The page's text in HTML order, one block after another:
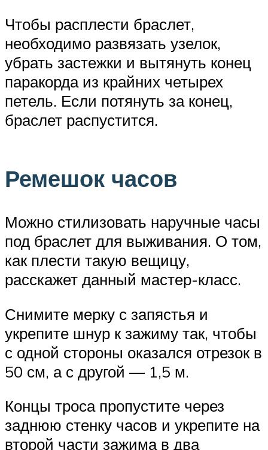
Чтобы расплести браслет,
необходимо развязать узелок,
убрать застежки и вытянуть конец
паракорда из крайних четырех
петель. Если потянуть за конец,
браслет распустится.
Ремешок часов
Можно стилизовать наручные часы
под браслет для выживания. О том,
как плести такую вещицу,
расскажет данный мастер-класс.
Снимите мерку с запястья и
укрепите шнур к зажиму так, чтобы
с одной стороны оказался отрезок в
50 см, а с другой — 1,5 м.
Концы троса пропустите через
заднюю стенку часов и укрепите на
второй части зажима в два